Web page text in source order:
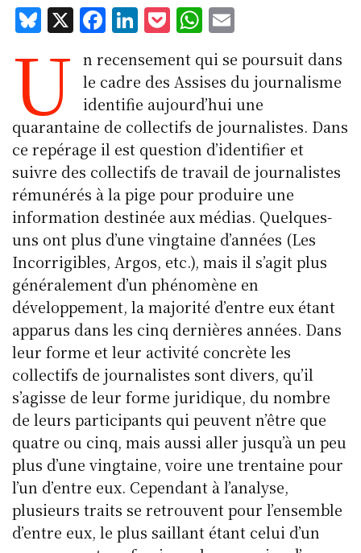
Bl
u
e
k
y
X F
a
c
e
b
o
o
k
Li
n
k
e
d
I
n
P
o
c
k
et
W
h
at
s
A
p
p
ai
l
U
n recensement qui se poursuit dans
le cadre des Assises du journalisme
identifie aujourd’hui une
quarantaine de collectifs de journalistes. Dans
ce repérage il est question d’identifier et
suivre des collectifs de travail de journalistes
rémunérés à la pige pour produire une
information destinée aux médias. Quelques-
uns ont plus d’une vingtaine d’années (Les
Incorrigibles, Argos, etc.), mais il s’agit plus
généralement d’un phénomène en
développement, la majorité d’entre eux étant
apparus dans les cinq dernières années. Dans
leur forme et leur activité concrète les
collectifs de journalistes sont divers, qu’il
s’agisse de leur forme juridique, du nombre
de leurs participants qui peuvent n’être que
quatre ou cinq, mais aussi aller jusqu’à un peu
plus d’une vingtaine, voire une trentaine pour
l’un d’entre eux. Cependant à l’analyse,
plusieurs traits se retrouvent pour l’ensemble
d’entre eux, le plus saillant étant celui d’un